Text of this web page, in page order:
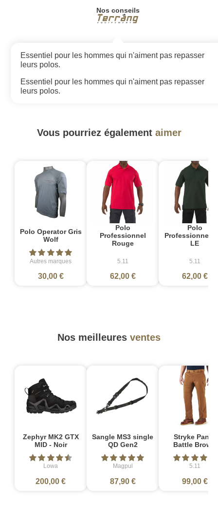
Nos conseils
Essentiel pour les hommes qui n'aiment pas repasser
leurs polos.
Essentiel pour les hommes qui n'aiment pas repasser
leurs polos.
Vous pourriez également aimer
Polo Operator Gris
Wolf
Autres marques
30,00 €
Polo
Professionnel
Rouge
5.11
62,00 €
Polo
Professionnel
LE
5.11
62,00 €
Nos meilleures ventes
Zephyr MK2 GTX
MID - Noir
Lowa
200,00 €
Sangle MS3 single
QD Gen2
Magpul
87,90 €
Stryke Pant -
Battle Brown
5.11
99,00 €